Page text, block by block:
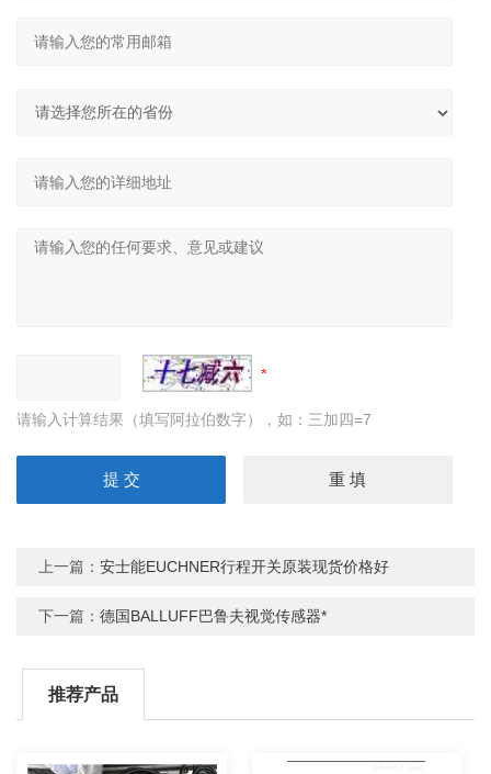
请输入计算结果（填写阿拉伯数字），如：三加四=7
上一篇：安士能EUCHNER行程开关原装现货价格好
下一篇：德国BALLUFF巴鲁夫视觉传感器*
推荐产品